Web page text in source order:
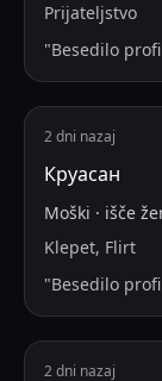
Prijateljstvo
"Besedilo
2 dni nazaj
Круасан
Moški · išče
Klepet, Flirt
"Besedilo
2 dni nazaj